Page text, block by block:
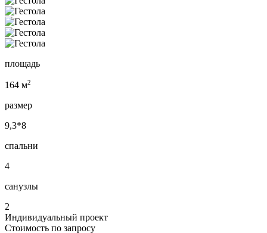
площадь
164 м2
размер
9,3*8
спальни
4
санузлы
2
Индивидуальный проект
Стоимость по запросу